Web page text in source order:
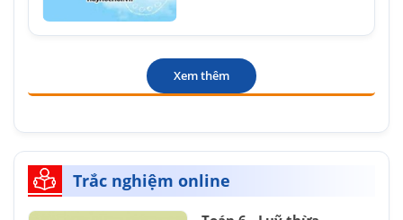
Xem thêm
Trắc nghiệm online